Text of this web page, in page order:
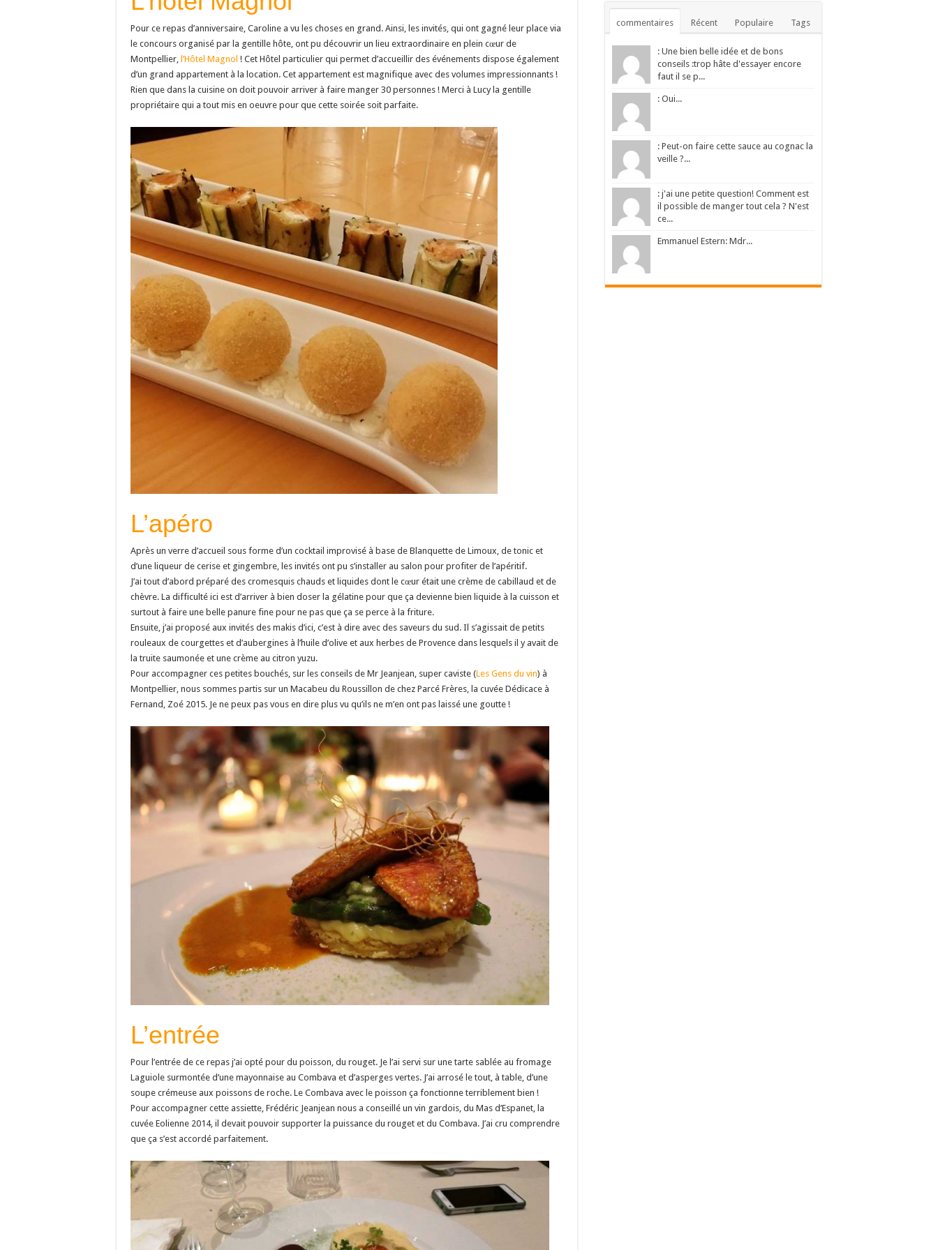
Pour ce repas d’anniversaire, Caroline a vu les choses en grand. Ainsi, les invités, qui ont gagné leur place via
le concours organisé par la gentille hôte, ont pu découvrir un lieu extraordinaire en plein cœur de
Montpellier, l’Hôtel Magnol ! Cet Hôtel particulier qui permet d’accueillir des événements dispose également
d’un grand appartement à la location. Cet appartement est magnifique avec des volumes impressionnants !
Rien que dans la cuisine on doit pouvoir arriver à faire manger 30 personnes ! Merci à Lucy la gentille
propriétaire qui a tout mis en oeuvre pour que cette soirée soit parfaite.
L’apéro
Après un verre d’accueil sous forme d’un cocktail improvisé à base de Blanquette de Limoux, de tonic et
d’une liqueur de cerise et gingembre, les invités ont pu s’installer au salon pour profiter de l’apéritif.
J’ai tout d’abord préparé des cromesquis chauds et liquides dont le cœur était une crème de cabillaud et de
chèvre. La difficulté ici est d’arriver à bien doser la gélatine pour que ça devienne bien liquide à la cuisson et
surtout à faire une belle panure fine pour ne pas que ça se perce à la friture.
Ensuite, j’ai proposé aux invités des makis d’ici, c’est à dire avec des saveurs du sud. Il s’agissait de petits
rouleaux de courgettes et d’aubergines à l’huile d’olive et aux herbes de Provence dans lesquels il y avait de
la truite saumonée et une crème au citron yuzu.
Pour accompagner ces petites bouchés, sur les conseils de Mr Jeanjean, super caviste (Les Gens du vin) à
Montpellier, nous sommes partis sur un Macabeu du Roussillon de chez Parcé Frères, la cuvée Dédicace à
Fernand, Zoé 2015. Je ne peux pas vous en dire plus vu qu’ils ne m’en ont pas laissé une goutte !
L’entrée
Pour l’entrée de ce repas j’ai opté pour du poisson, du rouget. Je l’ai servi sur une tarte sablée au fromage
Laguiole surmontée d’une mayonnaise au Combava et d’asperges vertes. J’ai arrosé le tout, à table, d’une
soupe crémeuse aux poissons de roche. Le Combava avec le poisson ça fonctionne terriblement bien !
Pour accompagner cette assiette, Frédéric Jeanjean nous a conseillé un vin gardois, du Mas d’Espanet, la
cuvée Eolienne 2014, il devait pouvoir supporter la puissance du rouget et du Combava. J’ai cru comprendre
que ça s’est accordé parfaitement.
commentaires Récent Populaire Tags
: Une bien belle idée et de bons
conseils :trop hâte d'essayer encore
faut il se p...
: Oui...
: Peut-on faire cette sauce au cognac la
veille ?...
: j'ai une petite question! Comment est
il possible de manger tout cela ? N'est
ce...
Emmanuel Estern: Mdr...